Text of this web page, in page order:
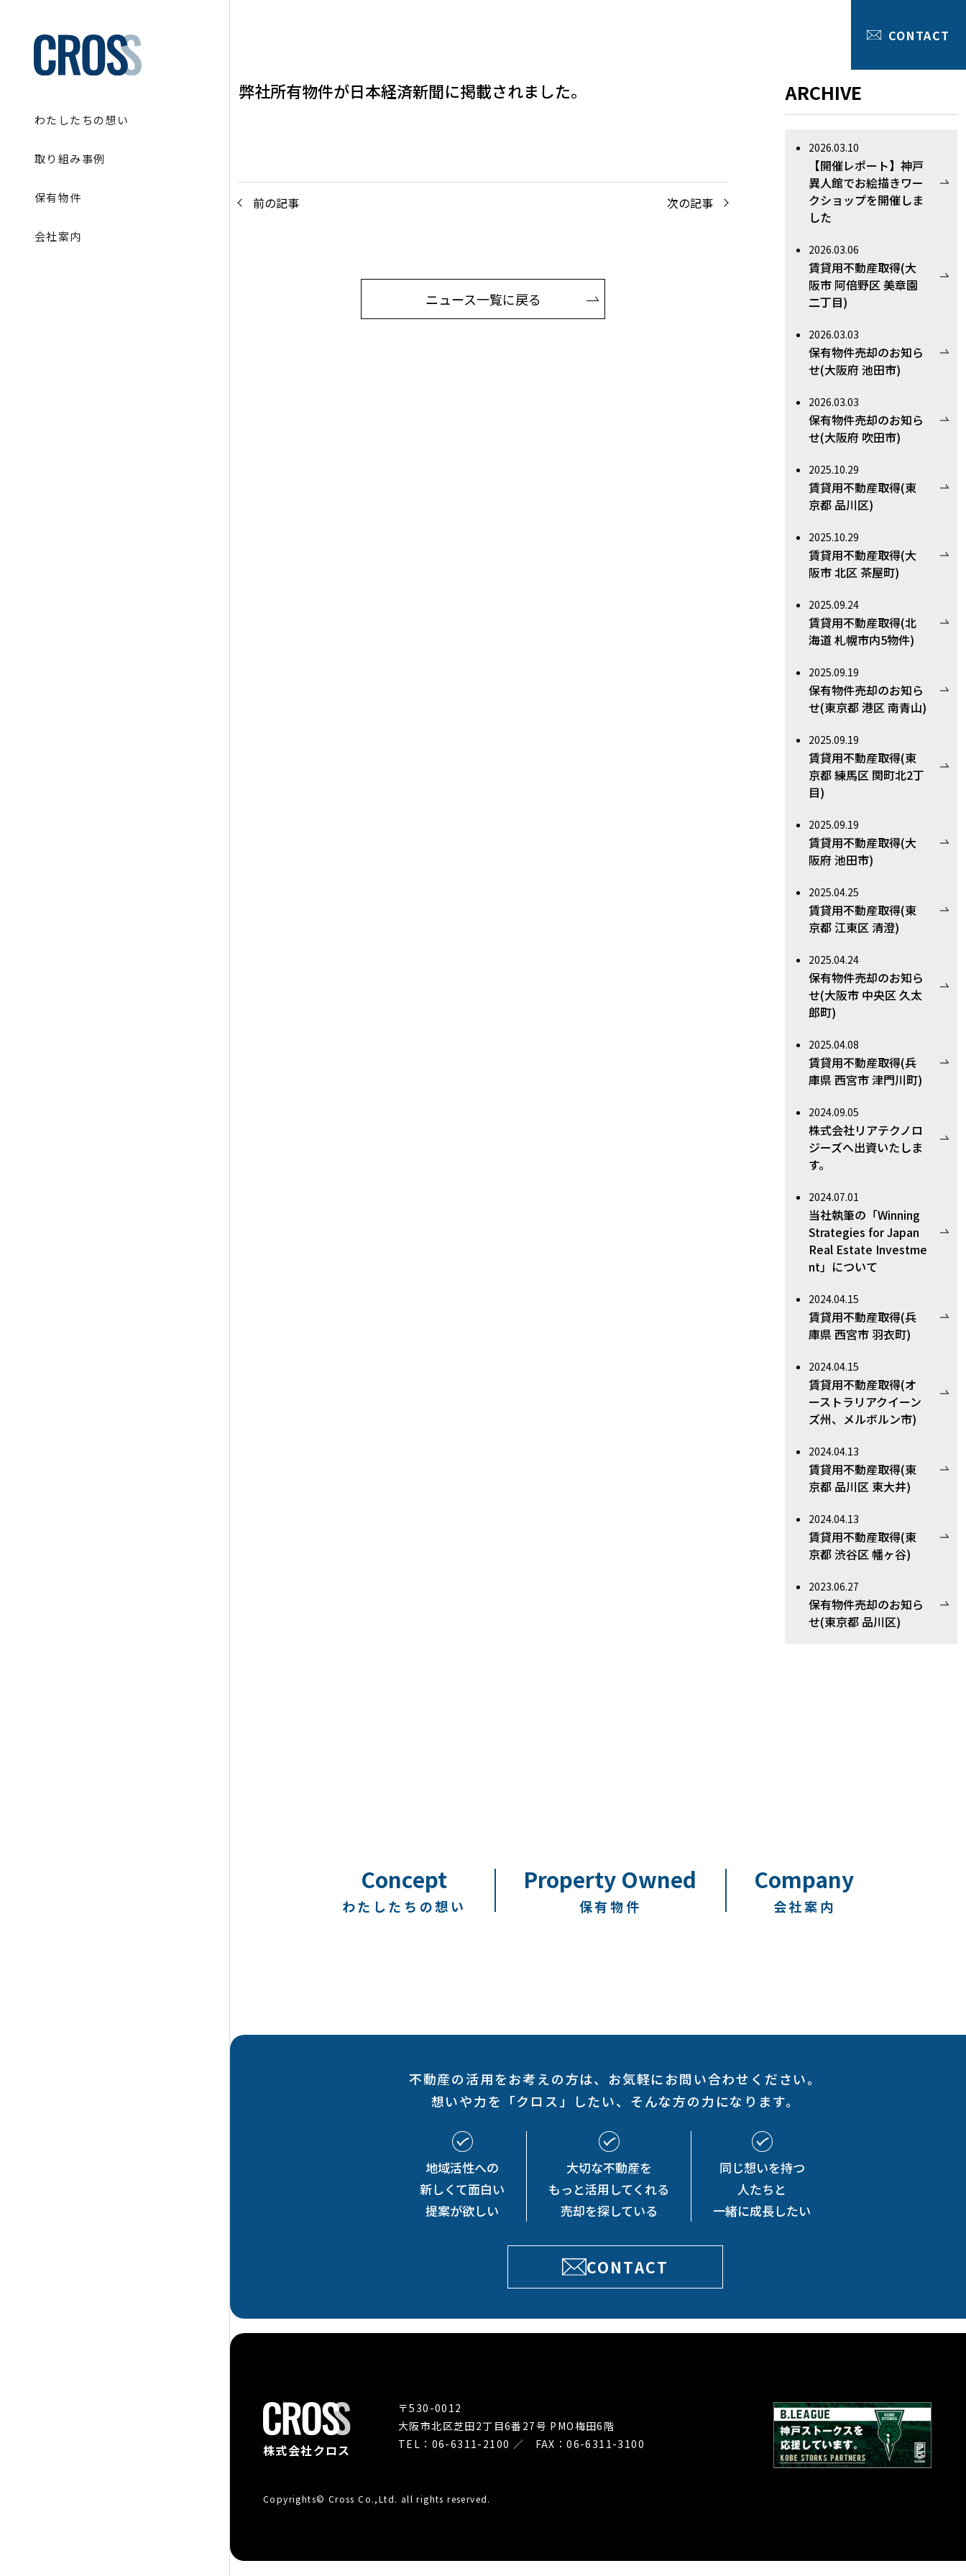
わたしたちの想い
取り組み事例
保有物件
会社案内
CONTACT
弊社所有物件が日本経済新聞に掲載されました。
前の記事 次の記事
ニュース一覧に戻る
ARCHIVE
2026.03.10
【開催レポート】神戸
異人館でお絵描きワー
クショップを開催しま
した
2026.03.06
賃貸用不動産取得(大
阪市 阿倍野区 美章園
二丁目)
2026.03.03
保有物件売却のお知ら
せ(大阪府 池田市)
2026.03.03
保有物件売却のお知ら
せ(大阪府 吹田市)
2025.10.29
賃貸用不動産取得(東
京都 品川区)
2025.10.29
賃貸用不動産取得(大
阪市 北区 茶屋町)
2025.09.24
賃貸用不動産取得(北
海道 札幌市内5物件)
2025.09.19
保有物件売却のお知ら
せ(東京都 港区 南青山)
2025.09.19
賃貸用不動産取得(東
京都 練馬区 関町北2丁
目)
2025.09.19
賃貸用不動産取得(大
阪府 池田市)
2025.04.25
賃貸用不動産取得(東
京都 江東区 清澄)
2025.04.24
保有物件売却のお知ら
せ(大阪市 中央区 久太
郎町)
2025.04.08
賃貸用不動産取得(兵
庫県 西宮市 津門川町)
2024.09.05
株式会社リアテクノロ
ジーズへ出資いたしま
す。
2024.07.01
当社執筆の「Winning
Strategies for Japan
Real Estate Investme
nt」について
2024.04.15
賃貸用不動産取得(兵
庫県 西宮市 羽衣町)
2024.04.15
賃貸用不動産取得(オ
ーストラリアクイーン
ズ州、メルボルン市)
2024.04.13
賃貸用不動産取得(東
京都 品川区 東大井)
2024.04.13
賃貸用不動産取得(東
京都 渋谷区 幡ヶ谷)
2023.06.27
保有物件売却のお知ら
せ(東京都 品川区)
Concept
わたしたちの想い
Property Owned
保有物件
Company
会社案内
不動産の活用をお考えの方は、 お気軽にお問い合わせください。
想いや力を「クロス」したい、 そんな方の力になります。
地域活性への
新しくて面白い
提案が欲しい
大切な不動産を
もっと活用してくれる
売却を探している
同じ想いを持つ
人たちと
一緒に成長したい
CONTACT
株式会社クロス
〒530-0012
大阪市北区芝田2丁目6番27号 PMO梅田6階
TEL：06-6311-2100 ／ FAX：06-6311-3100
Copyrights© Cross Co.,Ltd. all rights reserved.